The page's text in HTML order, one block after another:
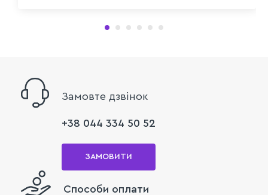
Замовте дзвінок
+38 044 334 50 52
ЗАМОВИТИ
Способи оплати